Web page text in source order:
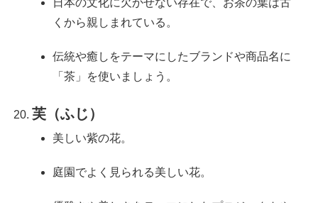
日本の文化に欠かせない存在で、お茶の葉は古
くから親しまれている。
伝統や癒しをテーマにしたブランドや商品名に
「茶」を使いましょう。
芙（ふじ）
美しい紫の花。
庭園でよく見られる美しい花。